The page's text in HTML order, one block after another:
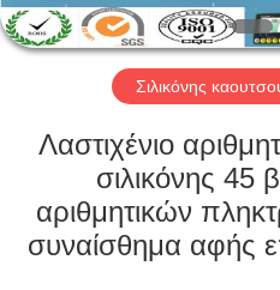
ΓΎΡΟΣ
ΕΡΓΟΣΤΑΣΊΩΝ
ΠΟΙΟΤΙΚΌΣ
ΈΛΕΓΧΟΣ
Σιλικόνης
Λαστιχένιο
σιλικόνης 45
αριθμητικών
συναίσθημα αφής